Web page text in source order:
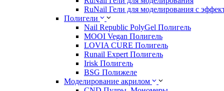
RuNail Гели для моделирования с
Полигели
Nail Republic PolyGel Полигель
MOOI Vegan Полигель
LOVIA CURE Полигель
Runail Expert Полигель
Irisk Полигель
BSG Полижеле
Моделирование акрилом